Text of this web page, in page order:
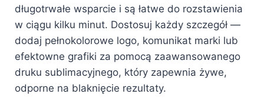
długotrwałe wsparcie i są łatwe do rozstawienia
w ciągu kilku minut. Dostosuj każdy szczegół —
dodaj pełnokolorowe logo, komunikat marki lub
efektowne grafiki za pomocą zaawansowanego
druku sublimacyjnego, który zapewnia żywe,
odporne na blaknięcie rezultaty.